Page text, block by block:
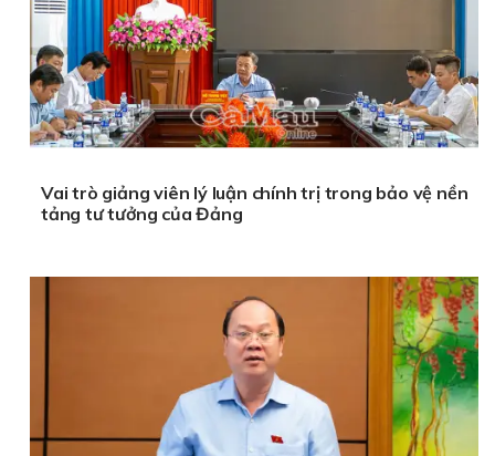
Vai trò giảng viên lý luận chính trị trong bảo vệ nền
tảng tư tưởng của Đảng